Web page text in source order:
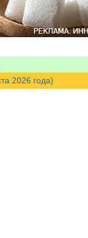
2026 года)